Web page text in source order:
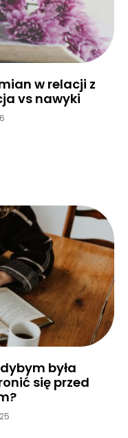
w relacji z
vs nawyki
była
się przed